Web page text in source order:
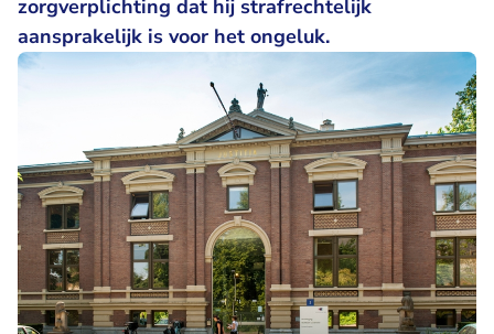
zorgverplichting dat hij strafrechtelijk
aansprakelijk is voor het ongeluk.